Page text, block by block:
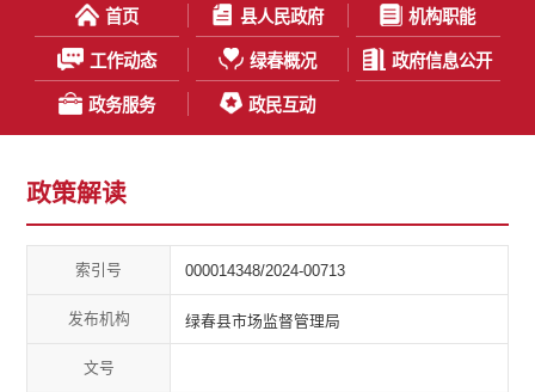
首页 县人民政府 机构职能
工作动态 绿春概况 政府信息公开
政务服务 政民互动
政策解读
索引号 000014348/2024-00713
发布机构 绿春县市场监督管理局
文号